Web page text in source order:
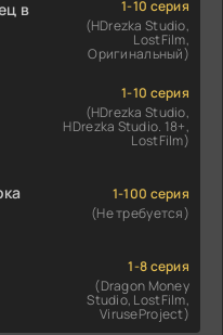
в
1-10 серия
(HDrezka Studio,
LostFilm,
Оригинальный)
1-10 серия
(HDrezka Studio,
HDrezka Studio. 18+,
LostFilm)
1-100 серия
(Не требуется)
1-8 серия
(Dragon Money
Studio, LostFilm,
ViruseProject)